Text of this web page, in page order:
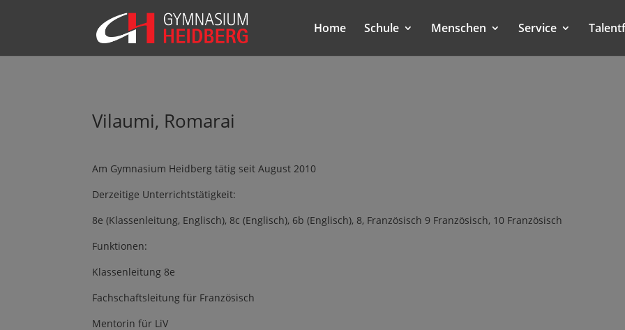
Home Schule Menschen Service
Vilaumi, Romarai
Am Gymnasium Heidberg tätig seit August 2010
Derzeitige Unterrichtstätigkeit:
8e (Klassenleitung, Englisch), 8c (Englisch), 6b (Englisch), 8, Französisch 9 Französisch, 10 Französisch
Funktionen:
Klassenleitung 8e
Fachschaftsleitung für Französisch
Mentorin für LiV